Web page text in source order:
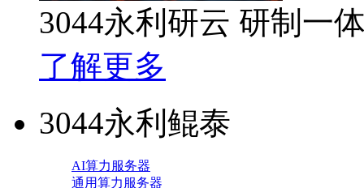
3044永利研云 研制一
了解更多
3044永利鲲泰
AI算力服务器
通用算力服务器